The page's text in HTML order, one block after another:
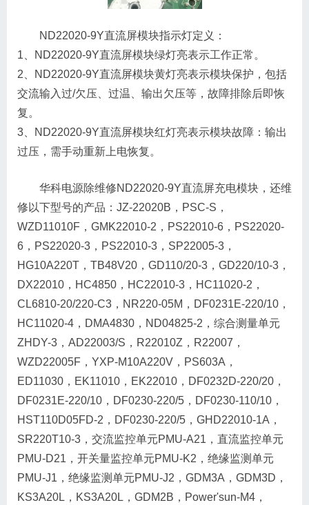
ND22020-9Y直流屏模块指示灯定义：
1、ND22020-9Y直流屏模块绿灯亮表示工作正常。
2、ND22020-9Y直流屏模块黄灯亮表示模块保护，包括
交流输入过/欠压、过温、输出欠压等，故障排除后即恢
复。
3、ND22020-9Y直流屏模块红灯亮表示模块故障：输出
过压，需手动重新上电恢复。
华科电源除维修ND22020-9Y直流屏充电模块，还维
修以下型号的产品：JZ-22020B，PSC-S，
WZD11010F，GMK22010-2，PS22010-6，PS22020-
6，PS22020-3，PS22010-3，SP22005-3，
HG10A220T，TB48V20，GD110/20-3，GD220/10-3，
DX22010，HC4850，HC22010-3，HC11020-2，
CL6810-20/220-C3，NR220-05M，DF0231E-220/10，
HC11020-4，DMA4830，ND04825-2，综合测量单元
ZHDY-3，AD22003/S，R22010Z，R22007，
WZD22005F，YXP-M10A220V，PS603A，
ED11030，EK11010，EK22010，DF0232D-220/20，
DF0231E-220/10，DF0230-220/5，DF0230-110/10，
HST110D05FD-2，DF0230-220/5，GHD22010-1A，
SR220T10-3，交流监控单元PMU-A21，直流监控单元
PMU-D21，开关量监控单元PMU-K2，绝缘监测单元
PMU-J1，绝缘监测单元PMU-J2，GDM3A，GDM3D，
KS3A20L，KS3A20L，GDM2B，Power'sun-M4，